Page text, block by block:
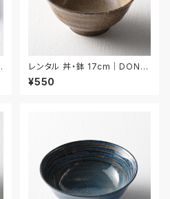
レンタル 丼・鉢 17cm｜DON0
25
¥550